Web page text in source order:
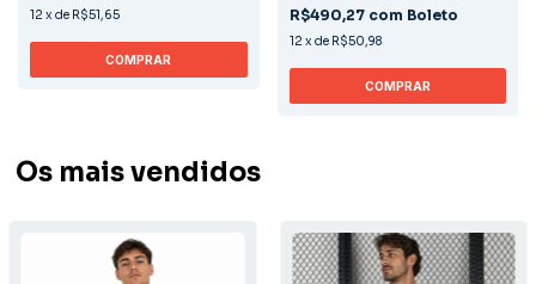
12 xde R$51,65
COMPRAR
R$490,27 com Boleto
12 xde R$50,98
COMPRAR
Os mais vendidos